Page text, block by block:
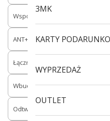
3MK
KARTY
WYPRZEDAŻ
OUTLET
Współpraca z systemami
ANT+ Łączność LTE
Łączność satelitarna
Wbudowany mikrofon i głośnik
Odtwarzanie muzyki